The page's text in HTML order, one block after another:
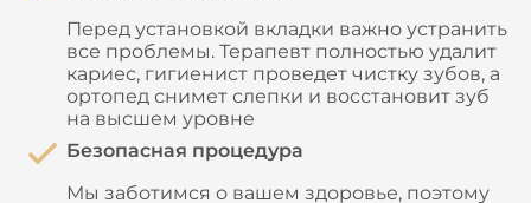
Перед установкой вкладки важно устранить
все проблемы. Терапевт полностью удалит
кариес, гигиенист проведет чистку зубов, а
ортопед снимет слепки и восстановит зуб
на высшем уровне
Безопасная процедура
Мы заботимся о вашем здоровье, поэтому